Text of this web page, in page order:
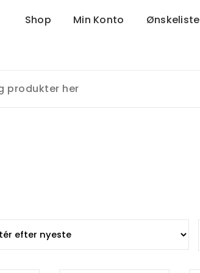
Shop Min Konto Ønskeliste